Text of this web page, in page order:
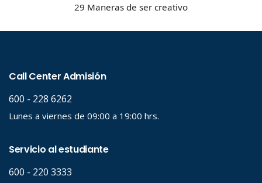
29 Maneras de ser creativo
Búsqueda Avanzada
Carrera